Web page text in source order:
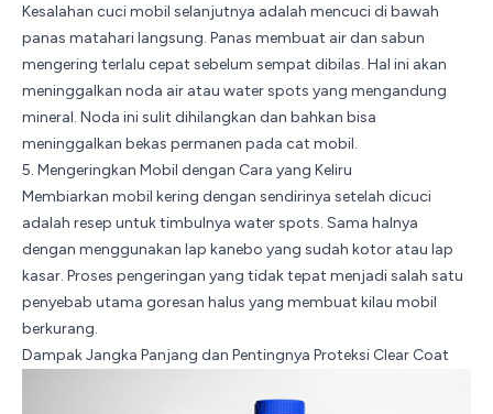
Kesalahan cuci mobil selanjutnya adalah mencuci di bawah
panas matahari langsung. Panas membuat air dan sabun
mengering terlalu cepat sebelum sempat dibilas. Hal ini akan
meninggalkan noda air atau water spots yang mengandung
mineral. Noda ini sulit dihilangkan dan bahkan bisa
meninggalkan bekas permanen pada cat mobil.
5. Mengeringkan Mobil dengan Cara yang Keliru
Membiarkan mobil kering dengan sendirinya setelah dicuci
adalah resep untuk timbulnya water spots. Sama halnya
dengan menggunakan lap kanebo yang sudah kotor atau lap
kasar. Proses pengeringan yang tidak tepat menjadi salah satu
penyebab utama goresan halus yang membuat kilau mobil
berkurang.
Dampak Jangka Panjang dan Pentingnya Proteksi Clear Coat